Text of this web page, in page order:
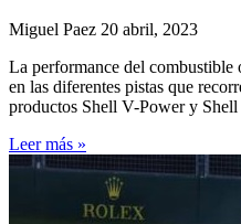
Miguel Paez 20 abril, 2023
La performance del
en las diferentes pistas que
productos Shell V-Power y
Leer más »